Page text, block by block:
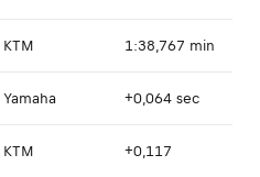
KTM 1:38,767 min
Yamaha +0,064 sec
KTM +0,117